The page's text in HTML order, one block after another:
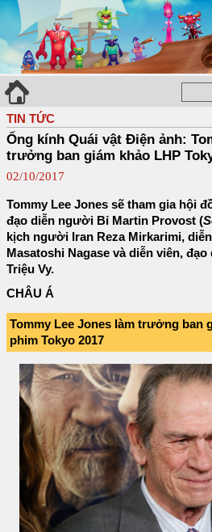
TIN TỨC
Ống kính Quái vật Điện ảnh:
trưởng ban giám khảo LHP
02/10/2017
Tommy Lee Jones sẽ tham gia hội
đạo diễn người Bỉ Martin Provost (
kịch người Iran Reza Mirkarimi,
Masatoshi Nagase và diễn viên,
Triệu Vy.
CHÂU Á
Tommy Lee Jones làm trưởng ban
phim Tokyo 2017